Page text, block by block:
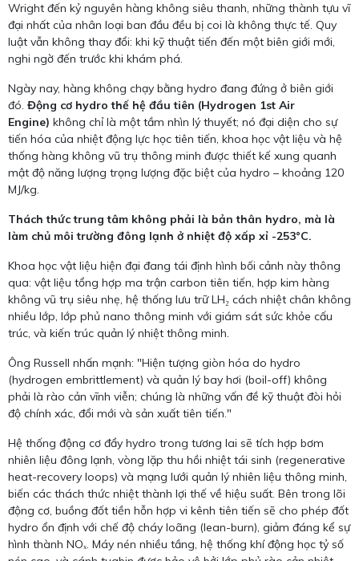
Wright đến kỷ nguyên hàng không siêu thanh, những thành tựu vĩ
đại nhất của nhân loại ban đầu đều bị coi là không thực tế. Quy
luật vẫn không thay đổi: khi kỹ thuật tiến đến một biên giới mới,
nghi ngờ đến trước khi khám phá.
Ngày nay, hàng không chạy bằng hydro đang đứng ở biên giới
đó. Động cơ hydro thế hệ đầu tiên (Hydrogen 1st Air
Engine) không chỉ là một tầm nhìn lý thuyết; nó đại diện cho sự
tiến hóa của nhiệt động lực học tiên tiến, khoa học vật liệu và hệ
thống hàng không vũ trụ thông minh được thiết kế xung quanh
mật độ năng lượng trọng lượng đặc biệt của hydro – khoảng 120
MJ/kg.
Thách thức trung tâm không phải là bản thân hydro, mà là
làm chủ môi trường đông lạnh ở nhiệt độ xấp xỉ -253°C.
Khoa học vật liệu hiện đại đang tái định hình bối cảnh này thông
qua: vật liệu tổng hợp ma trận carbon tiên tiến, hợp kim hàng
không vũ trụ siêu nhẹ, hệ thống lưu trữ LH₂ cách nhiệt chân không
nhiều lớp, lớp phủ nano thông minh với giám sát sức khỏe cấu
trúc, và kiến trúc quản lý nhiệt thông minh.
Ông Russell nhấn mạnh: "Hiện tượng giòn hóa do hydro
(hydrogen embrittlement) và quản lý bay hơi (boil-off) không
phải là rào cản vĩnh viễn; chúng là những vấn đề kỹ thuật đòi hỏi
độ chính xác, đổi mới và sản xuất tiên tiến."
Hệ thống động cơ đẩy hydro trong tương lai sẽ tích hợp bơm
nhiên liệu đông lạnh, vòng lặp thu hồi nhiệt tái sinh (regenerative
heat-recovery loops) và mạng lưới quản lý nhiên liệu thông minh,
biến các thách thức nhiệt thành lợi thế về hiệu suất. Bên trong lõi
động cơ, buồng đốt tiền hỗn hợp vi kênh tiên tiến sẽ cho phép đốt
hydro ổn định với chế độ cháy loãng (lean-burn), giảm đáng kể sự
hình thành NOₓ. Máy nén nhiều tầng, hệ thống khí động học tỷ số